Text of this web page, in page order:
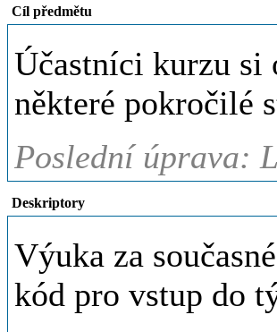
Cíl předmětu
Účastníci kurzu si
některé pokročilé
Poslední úprava:
Deskriptory
Výuka za
kód pro vstup do